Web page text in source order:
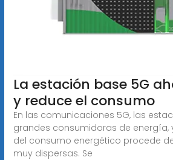
La estación base 5G
y reduce el consumo
En las comunicaciones 5G, las
grandes consumidoras de energía,
del consumo energético procede
muy dispersas. Se